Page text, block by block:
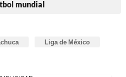
mundial
Liga de México